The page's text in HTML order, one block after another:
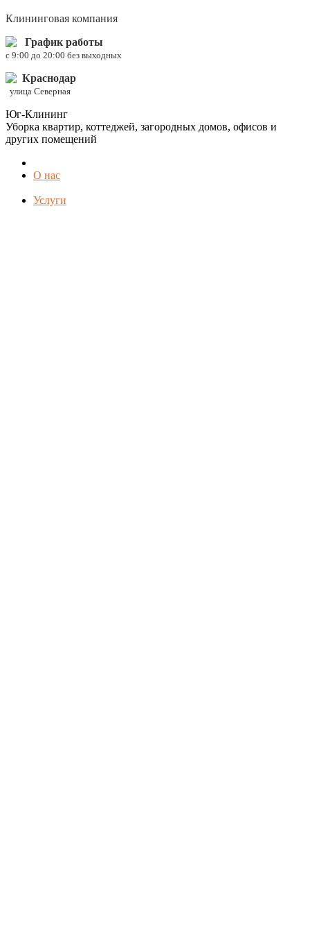
Клининговая компания
График работы
c 9:00 до 20:00 без выходных
Краснодар
улица Северная
Юг-Клининг
Уборка квартир, коттеджей, загородных домов, офисов и
других помещений
О нас
Услуги